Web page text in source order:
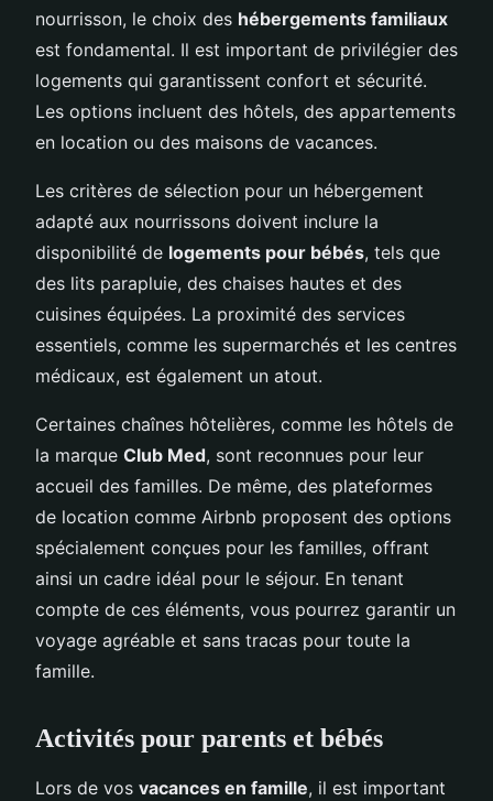
nourrisson, le choix des hébergements familiaux
est fondamental. Il est important de privilégier des
logements qui garantissent confort et sécurité.
Les options incluent des hôtels, des appartements
en location ou des maisons de vacances.
Les critères de sélection pour un hébergement
adapté aux nourrissons doivent inclure la
disponibilité de logements pour bébés, tels que
des lits parapluie, des chaises hautes et des
cuisines équipées. La proximité des services
essentiels, comme les supermarchés et les centres
médicaux, est également un atout.
Certaines chaînes hôtelières, comme les hôtels de
la marque Club Med, sont reconnues pour leur
accueil des familles. De même, des plateformes
de location comme Airbnb proposent des options
spécialement conçues pour les familles, offrant
ainsi un cadre idéal pour le séjour. En tenant
compte de ces éléments, vous pourrez garantir un
voyage agréable et sans tracas pour toute la
famille.
Activités pour parents et bébés
Lors de vos vacances en famille, il est important